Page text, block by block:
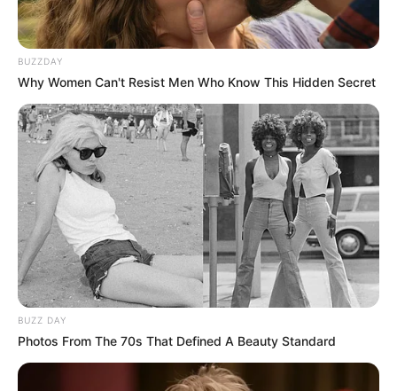
BUZZDAY
Why Women Can't Resist Men Who Know This Hidden Secret
BUZZ DAY
Photos From The 70s That Defined A Beauty Standard